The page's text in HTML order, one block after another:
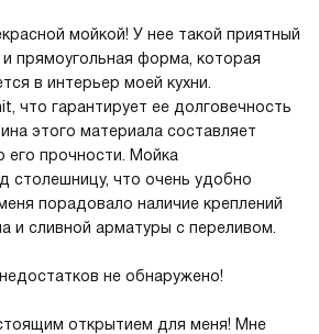
мойкой! У нее такой приятный
прямоугольная форма, которая
в интерьер моей кухни.
что гарантирует ее долговечность
этого материала составляет
его прочности. Мойка
столешницу, что очень удобно
порадовало наличие креплений
и сливной арматуры с переливом.
не обнаружено!
открытием для меня! Мне